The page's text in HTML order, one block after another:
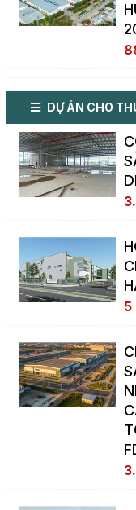
DỰ ÁN CHO
5